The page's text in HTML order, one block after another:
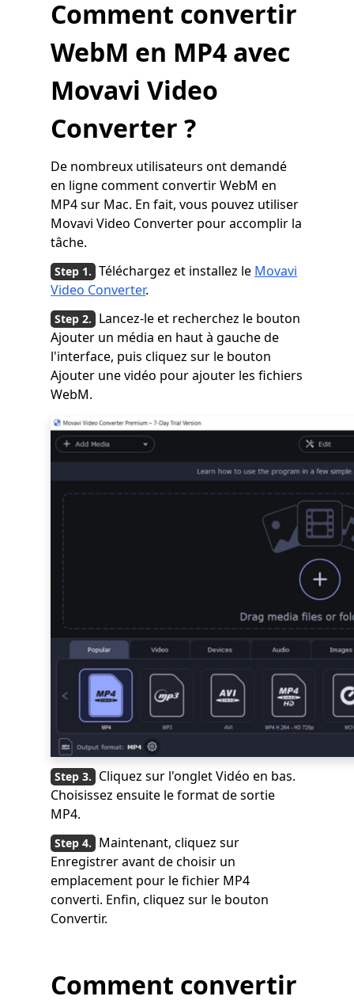
Comment convertir
WebM en MP4 avec
Movavi Video
Converter ?
De nombreux utilisateurs ont demandé
en ligne comment convertir WebM en
MP4 sur Mac. En fait, vous pouvez utiliser
Movavi Video Converter pour accomplir la
tâche.
Téléchargez et installez le Movavi
Video Converter.
Lancez-le et recherchez le bouton
Ajouter un média en haut à gauche de
l'interface, puis cliquez sur le bouton
Ajouter une vidéo pour ajouter les fichiers
WebM.
Cliquez sur l'onglet Vidéo en bas.
Choisissez ensuite le format de sortie
MP4.
Maintenant, cliquez sur
Enregistrer avant de choisir un
emplacement pour le fichier MP4
converti. Enfin, cliquez sur le bouton
Convertir.
Comment convertir